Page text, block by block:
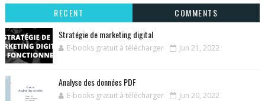
RECENT
COMMENTS
Stratégie de marketing digital
E-books gratuit à télécharger Jun 21, 2022
Analyse des données PDF
E-books gratuit à télécharger Jun 20, 2022